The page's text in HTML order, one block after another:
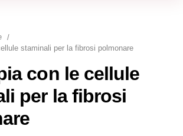
staminali per la fibrosi polmonare
con le cellule
per la fibrosi